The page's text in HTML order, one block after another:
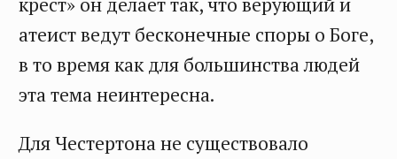
атеист ведут бесконечные споры о Боге,
в то время как для большинства людей
эта тема неинтересна.
Для Честертона не существовало